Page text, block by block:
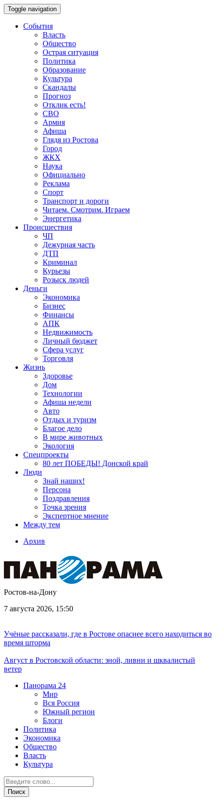
Toggle navigation
События
Власть
Общество
Острая ситуация
Политика
Образование
Культура
Скандалы
Прогноз
Отклик есть!
СВО
Армия
Афиша
Глядя из Ростова
Город
ЖКХ
Наука
Официально
Реклама
Спорт
Транспорт и дороги
Читаем. Смотрим. Играем
Энергетика
Происшествия
ЧП
Дежурная часть
ДТП
Криминал
Курьезы
Розыск людей
Деньги
Экономика
Бизнес
Финансы
АПК
Недвижимость
Личный бюджет
Сфера услуг
Торговля
Жизнь
Здоровье
Дом
Технологии
Афиша недели
Авто
Отдых и туризм
Благое дело
В мире животных
Экология
Спецпроекты
80 лет ПОБЕДЫ! Донской край
Люди
Знай наших!
Персона
Поздравления
Точка зрения
Экспертное мнение
Между тем
Архив
Ростов-на-Дону
7 августа 2026, 15:50
Учёные рассказали, где в Ростове опаснее всего находиться во
время шторма
Август в Ростовской области: зной, ливни и шквалистый
ветер
Панорама 24
Мир
Вся Россия
Южный регион
Блоги
Политика
Экономика
Общество
Власть
Культура